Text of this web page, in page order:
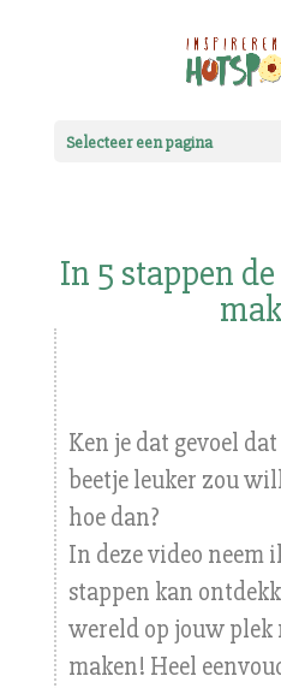
Selecteer een pagina
In 5 stappen
Ken je dat gevoel
beetje leuker zou
hoe dan?
In deze video neem
stappen kan
wereld op jouw plek
maken! Heel